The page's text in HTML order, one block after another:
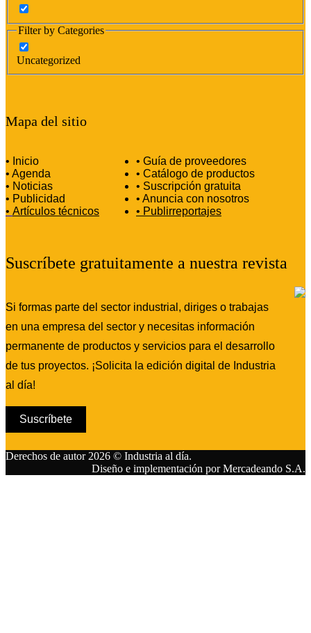
Filter by Categories
Uncategorized
Mapa del sitio
• Inicio
• Agenda
• Noticias
• Publicidad
• Artículos técnicos
• Guía de proveedores
• Catálogo de productos
• Suscripción gratuita
• Anuncia con nosotros
• Publirreportajes
Suscríbete gratuitamente a nuestra revista
Si formas parte del sector industrial, diriges o trabajas
en una empresa del sector y necesitas información
permanente de productos y servicios para el desarrollo
de tus proyectos. ¡Solicita la edición digital de Industria
al día!
Suscríbete
Derechos de autor 2026 © Industria al día.
Diseño e implementación por Mercadeando S.A.